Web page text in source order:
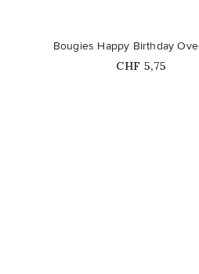
Bougies Happy Birthday
Prix
CHF 5,75